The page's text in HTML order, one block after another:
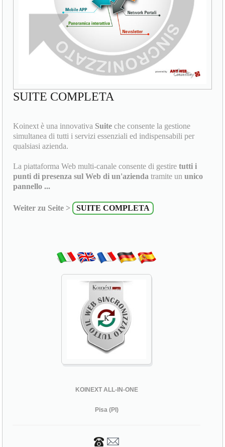
SUITE COMPLETA
Koinext è una innovativa Suiteche consente la gestione
simultanea di tutti i servizi essenziali ed indispensabili per
qualsiasi azienda.
La piattaforma Web multi-canale consente di gestiretutti i
punti di presenza sul Web di un'azienda tramite ununico
pannello ...
Weiter zu Seite > SUITE COMPLETA
KOINEXT ALL-IN-ONE
Pisa (PI)